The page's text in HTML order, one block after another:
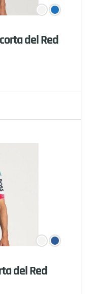
del Red
del Red